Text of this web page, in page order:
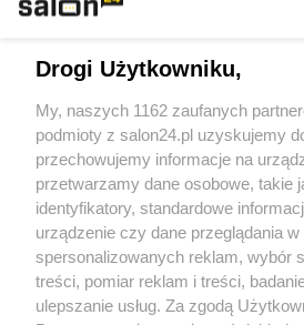
Sport
Społeczeństwo
Kultura
X Facebook
Drogi Użytkowniku,
My, naszych 1162 zaufanych
podmioty z salon24.pl uzyskujemy
przechowujemy informacje na
przetwarzamy dane osobowe, takie
identyfikatory, standardowe
urządzenie czy dane przeglądania
spersonalizowanych reklam, wybór
treści, pomiar reklam i treści,
ulepszanie usług. Za zgodą